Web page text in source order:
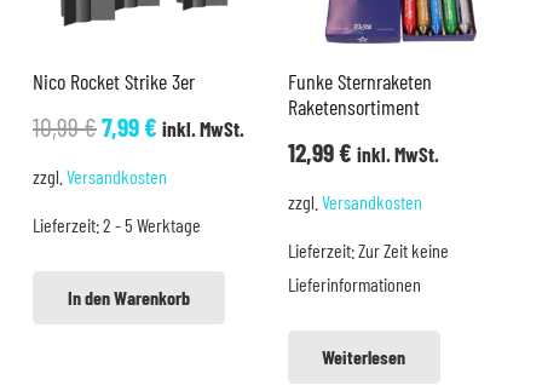
Nico Rocket Strike 3er
10,99€Ursprünglicher
10,99 €
7,99€Aktueller
7,99 €.
inkl. MwSt.
zzgl. Versandkosten
Lieferzeit:2 - 5 Werktage
In den Warenkorb
Funke Sternraketen
Raketensortiment
12,99€ inkl. MwSt.
zzgl. Versandkosten
Lieferzeit:Zur Zeit keine
Lieferinformationen
Weiterlesen